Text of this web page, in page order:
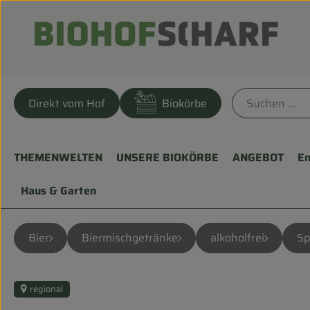
Direkt vom Hof Biokörbe
THEMENWELTEN UNSERE BIOKÖRBE ANGEBOT
Haus & Garten
Bier Biermischgetränke alkoholfrei
regional